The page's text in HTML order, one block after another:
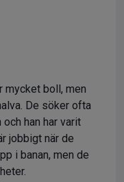
mycket boll, men
De söker ofta
han har varit
jobbigt när de
i banan, men de